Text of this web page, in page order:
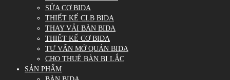
SỬA CƠ BIDA
THIẾT KẾ CLB BIDA
THAY VẢI BÀN BIDA
THIẾT KẾ CƠ BIDA
TƯ VẤN MỞ QUÁN BIDA
CHO THUÊ BÀN BI LẮC
SẢN PHẨM